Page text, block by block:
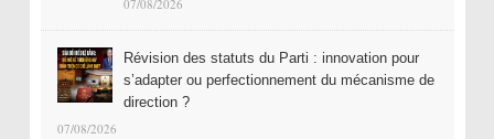
07/08/2026
Révision des statuts du Parti : innovation pour
s’adapter ou perfectionnement du mécanisme de
direction ?
07/08/2026